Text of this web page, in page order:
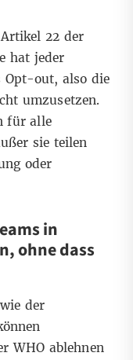
22 der
hat jeder
Opt-out, also die
umzusetzen.
für alle
sie teilen
oder
in
ohne dass
der
WHO ablehnen